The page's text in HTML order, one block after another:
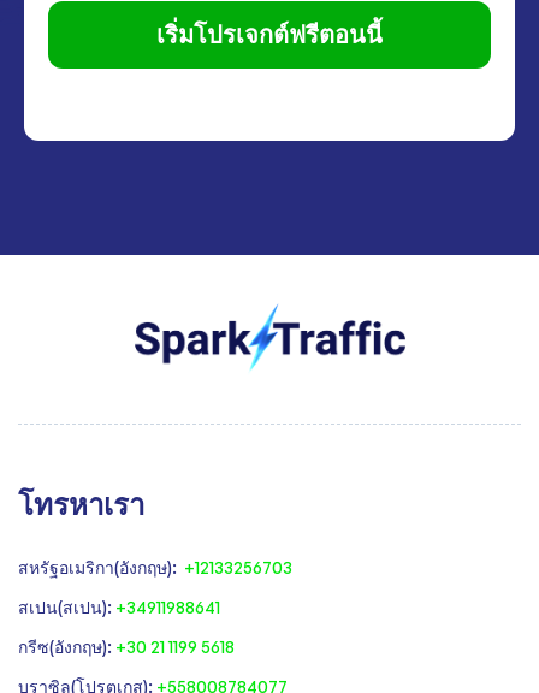
เริ่มโปรเจกต์ฟรีตอนนี้
โทรหาเรา
สหรัฐอเมริกา(อังกฤษ): +12133256703
สเปน(สเปน): +34911988641
‍กรีซ(อังกฤษ): +30 21 1199 5618
‍บราซิล(โปรตุเกส): +558008784077‍